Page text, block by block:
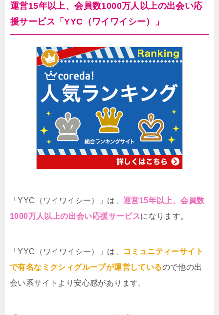
運営15年以上、会員数1000万人以上の出会い応
援サービス「YYC（ワイワイシー）」
「YYC（ワイワイシー）」は、 運営15年以上、会員数
1000万人以上の出会い応援サービスになります。
「YYC（ワイワイシー）」は、
コミュニティーサイト
で有名なミクシィグループが運営しているので他の出
会い系サイトより安心感があります。